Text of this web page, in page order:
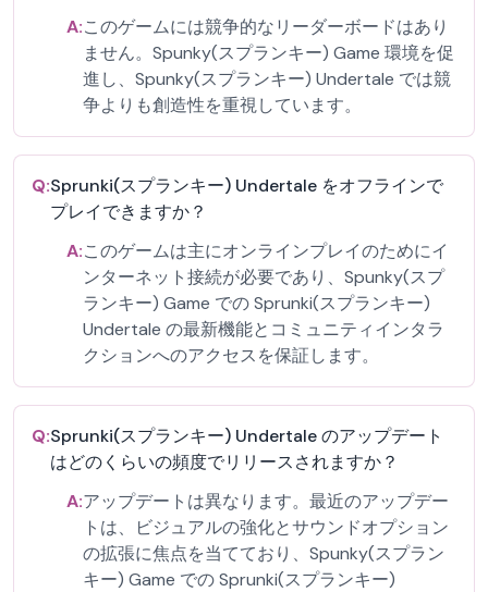
A:このゲームには競争的なリーダーボードはあり
ません。Spunky(スプランキー) Game 環境を促
進し、Spunky(スプランキー) Undertale では競
争よりも創造性を重視しています。
Q:Sprunki(スプランキー) Undertale をオフラインで
プレイできますか？
A:このゲームは主にオンラインプレイのためにイ
ンターネット接続が必要であり、Spunky(スプ
ランキー) Game での Sprunki(スプランキー)
Undertale の最新機能とコミュニティインタラ
クションへのアクセスを保証します。
Q:Sprunki(スプランキー) Undertale のアップデート
はどのくらいの頻度でリリースされますか？
A:アップデートは異なります。最近のアップデー
トは、ビジュアルの強化とサウンドオプション
の拡張に焦点を当てており、Spunky(スプラン
キー) Game での Sprunki(スプランキー)